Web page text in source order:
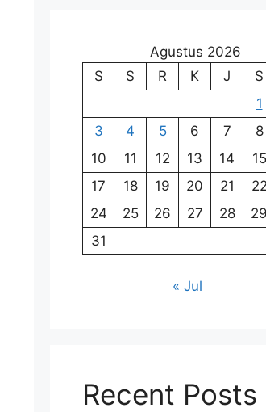
Agustus 2026
S
S R K J S
1
3
4 5 6 7 8
10
11 12 13 14 15
17
18 19 20 21 22
24
25 26 27 28 29
31
« Jul
Recent Posts